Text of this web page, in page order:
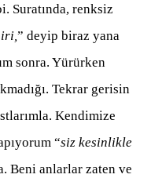
Suratında, renksiz
” deyip biraz yana
sonra. Yürürken
Tekrar gerisin
Kendimize
“siz kesinlikle
Beni anlarlar zaten ve